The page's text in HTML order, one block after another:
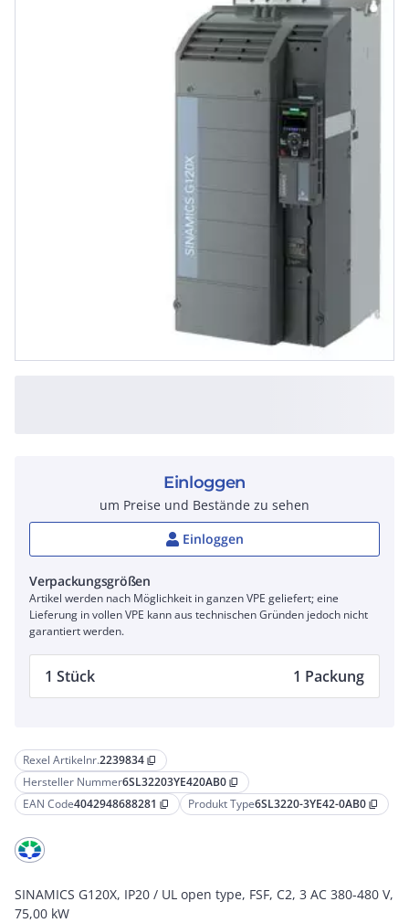
Rexel Artikelnr.2239834 content_copy
Hersteller Nummer6SL32203YE420AB0 content_copy
EAN Code4042948688281 content_copy Produkt Type6SL3220-3YE42-0AB0 content_copy
SINAMICS G120X, IP20 / UL open type, FSF, C2, 3 AC 380-480 V,
75,00 kW
Einloggen
um Preise und Bestände zu sehen
Einloggen
Verpackungsgrößen
Artikel werden nach Möglichkeit in ganzen VPE geliefert; eine
Lieferung in vollen VPE kann aus technischen Gründen jedoch nicht
garantiert werden.
1 Stück 1 Packung